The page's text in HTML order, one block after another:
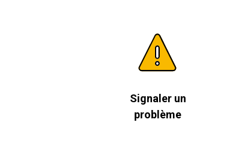
Signaler un
problème